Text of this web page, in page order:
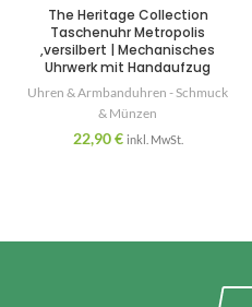
The Heritage Collection
Taschenuhr Metropolis
,versilbert | Mechanisches
Uhrwerk mit Handaufzug
Uhren & Armbanduhren - Schmuck
& Münzen
22,90€ inkl. MwSt.